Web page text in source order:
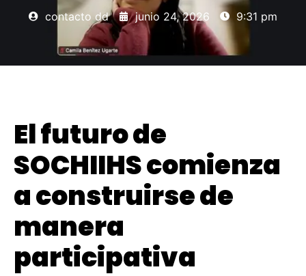
contacto dd junio 24, 2026 9:31 pm
El futuro de
SOCHIIHS comienza
a construirse de
manera
participativa